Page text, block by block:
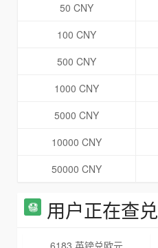
50 CNY
100 CNY
500 CNY
1000 CNY
5000 CNY
10000 CNY
50000 CNY
用户正在查兑